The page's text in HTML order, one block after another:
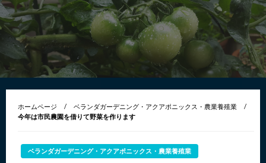
ホームページ
ベランダガーデニング・アクアポニックス・農業養殖業
今年は市民農園を借りて野菜を作ります
ベランダガーデニング・アクアポニックス・農業養殖業